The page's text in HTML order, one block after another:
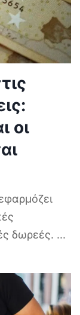
οι
δωρεές. ...